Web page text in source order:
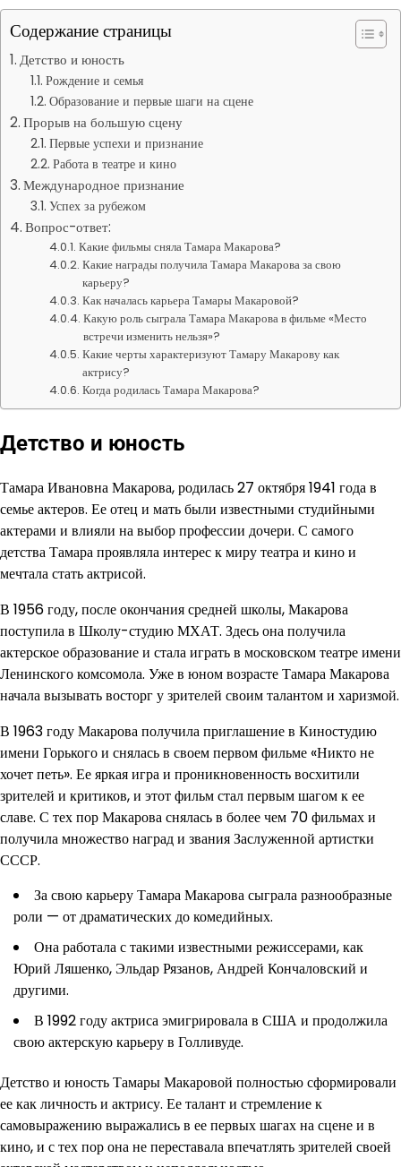
Содержание страницы
Детство и юность
Рождение и семья
Образование и первые шаги на сцене
Прорыв на большую сцену
Первые успехи и признание
Работа в театре и кино
Международное признание
Успех за рубежом
Вопрос-ответ:
Какие фильмы сняла Тамара Макарова?
Какие награды получила Тамара Макарова за свою
карьеру?
Как началась карьера Тамары Макаровой?
Какую роль сыграла Тамара Макарова в фильме «Место
встречи изменить нельзя»?
Какие черты характеризуют Тамару Макарову как
актрису?
Когда родилась Тамара Макарова?
Детство и юность
Тамара Ивановна Макарова, родилась 27 октября 1941 года в
семье актеров. Ее отец и мать были известными студийными
актерами и влияли на выбор профессии дочери. С самого
детства Тамара проявляла интерес к миру театра и кино и
мечтала стать актрисой.
В 1956 году, после окончания средней школы, Макарова
поступила в Школу-студию МХАТ. Здесь она получила
актерское образование и стала играть в московском театре имени
Ленинского комсомола. Уже в юном возрасте Тамара Макарова
начала вызывать восторг у зрителей своим талантом и харизмой.
В 1963 году Макарова получила приглашение в Киностудию
имени Горького и снялась в своем первом фильме «Никто не
хочет петь». Ее яркая игра и проникновенность восхитили
зрителей и критиков, и этот фильм стал первым шагом к ее
славе. С тех пор Макарова снялась в более чем 70 фильмах и
получила множество наград и звания Заслуженной артистки
СССР.
За свою карьеру Тамара Макарова сыграла разнообразные
роли — от драматических до комедийных.
Она работала с такими известными режиссерами, как
Юрий Ляшенко, Эльдар Рязанов, Андрей Кончаловский и
другими.
В 1992 году актриса эмигрировала в США и продолжила
свою актерскую карьеру в Голливуде.
Детство и юность Тамары Макаровой полностью сформировали
ее как личность и актрису. Ее талант и стремление к
самовыражению выражались в ее первых шагах на сцене и в
кино, и с тех пор она не переставала впечатлять зрителей своей